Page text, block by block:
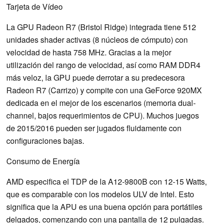
Tarjeta de Vídeo
La GPU Radeon R7 (Bristol Ridge) integrada tiene 512
unidades shader activas (8 núcleos de cómputo) con
velocidad de hasta 758 MHz. Gracias a la mejor
utilización del rango de velocidad, así como RAM DDR4
más veloz, la GPU puede derrotar a su predecesora
Radeon R7 (Carrizo) y compite con una GeForce 920MX
dedicada en el mejor de los escenarios (memoria dual-
channel, bajos requerimientos de CPU). Muchos juegos
de 2015/2016 pueden ser jugados fluidamente con
configuraciones bajas.
Consumo de Energía
AMD especifica el TDP de la A12-9800B con 12-15 Watts,
que es comparable con los modelos ULV de Intel. Esto
significa que la APU es una buena opción para portátiles
delgados, comenzando con una pantalla de 12 pulgadas.